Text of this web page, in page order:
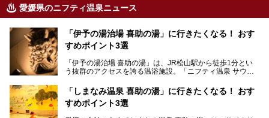
愛媛県のニフティ温泉ニュース
「伊予の湯治場 喜助の湯」に行きたくなる！ おす
すめポイント3選
「伊予の湯治場 喜助の湯」は、JR松山駅から徒歩1分とい
う抜群のアクセスを誇る温浴施設。「ニフティ温泉 サウナ
ナーが訪れる人気スポットです。天然温泉・サウナ・岩盤
浴・食事・宿泊まで“癒しのすべて”がそろう人気施設の中で
も、特におすすめしたい3つのポイントについて厳選してお
「しまなみ温泉 喜助の湯」に行きたくなる！ おす
すめポイント3選